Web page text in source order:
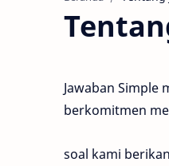
Jawaban Simple
berkomitmen
soal kami